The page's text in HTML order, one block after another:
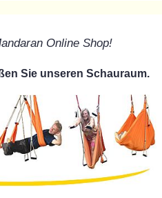
Online Shop!
Sie unseren Schauraum.